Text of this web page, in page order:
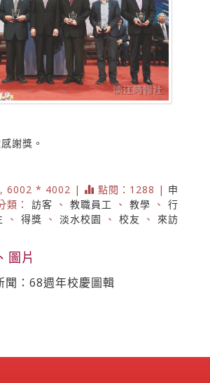
謝獎。
6002 * 4002 | 點閱：1288 | 申
類： 訪客 、 教職員工 、 教學 、 行
、 得獎 、 淡水校園 、 校友 、 來訪
圖片
聞：68週年校慶圖輯